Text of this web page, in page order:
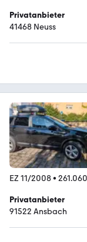
Privatanbieter
41468 Neuss
EZ 11/2008•
Privatanbieter
91522 Ansbach